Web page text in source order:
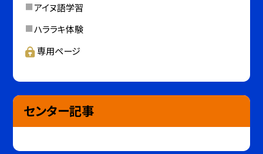
アイヌ語学習
ハララキ体験
専用ページ
センター記事